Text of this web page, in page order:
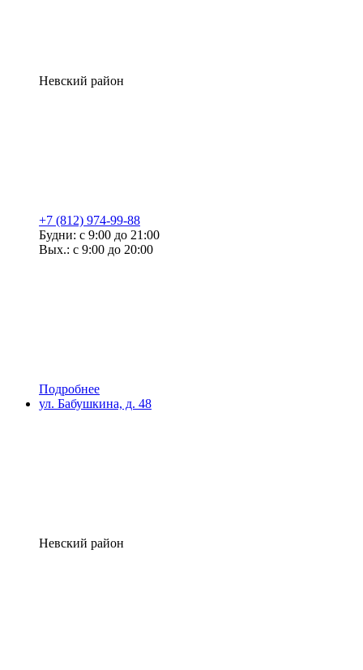
Невский район
+7 (812) 974-99-88
Будни: с 9:00 до 21:00
Вых.: с 9:00 до 20:00
Подробнее
ул. Бабушкина, д. 48
Невский район